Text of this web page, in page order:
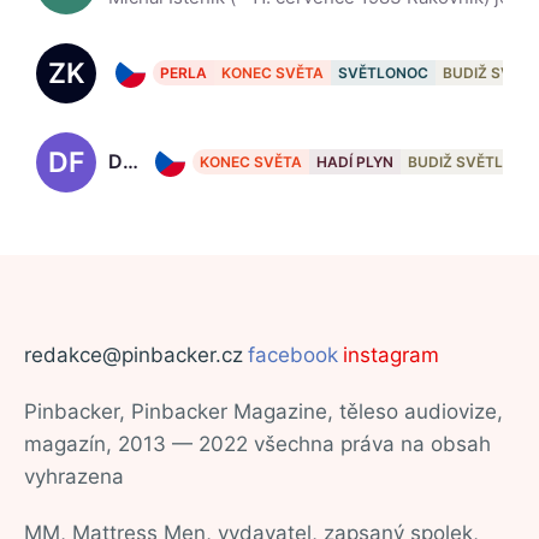
ZK Zuzana Konečná
PERLA KONEC SVĚTA SVĚTLONOC BUDIŽ
DF Daniel Fischer KONEC SVĚTA HADÍ PLYN BUDIŽ SVĚTLO
redakce@pinbacker.cz facebook instagram
Pinbacker, Pinbacker Magazine, těleso audiovize,
magazín, 2013 — 2022 všechna práva na obsah
vyhrazena
MM, Mattress Men, vydavatel, zapsaný spolek,